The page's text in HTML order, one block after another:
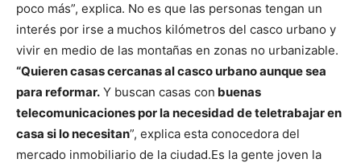
poco más”, explica. No es que las personas tengan un
interés por irse a muchos kilómetros del casco urbano y
vivir en medio de las montañas en zonas no urbanizable.
“Quieren casas cercanas al casco urbano aunque sea
para reformar. Y buscan casas con buenas
telecomunicaciones por la necesidad de teletrabajar en
casa si lo necesitan”, explica esta conocedora del
mercado inmobiliario de la ciudad.Es la gente joven la